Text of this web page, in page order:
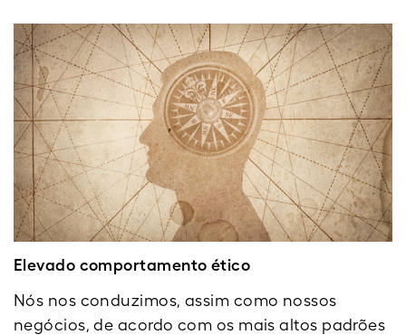
Elevado comportamento ético
Nós nos conduzimos, assim como nossos
negócios, de acordo com os mais altos padrões